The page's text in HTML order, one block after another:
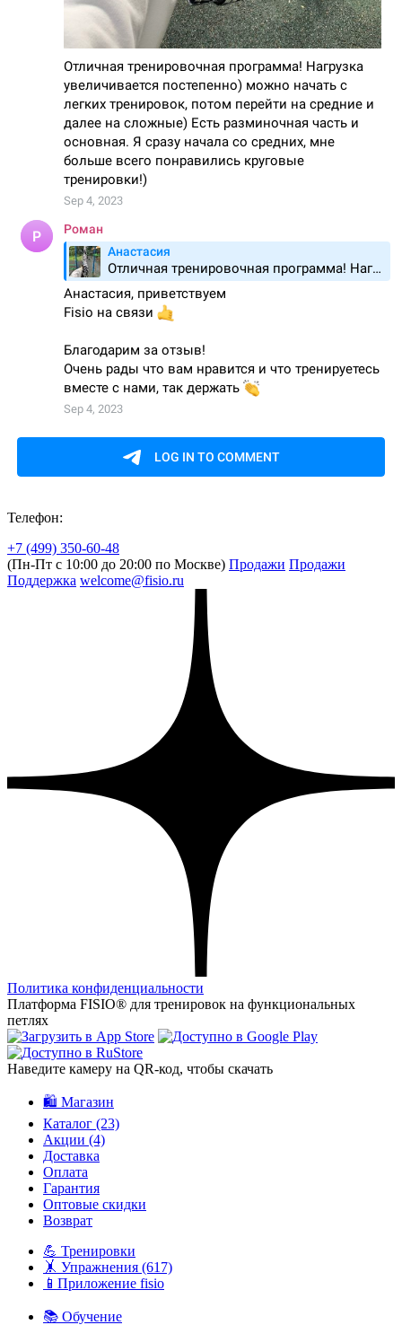
Телефон:
+7 (499) 350-60-48
(Пн-Пт с 10:00 до 20:00 по Москве) Продажи Продажи
Поддержка welcome@fisio.ru
Политика конфиденциальности
Платформа FISIO® для тренировок на функциональных
петлях
Наведите камеру на QR‑код, чтобы скачать
🛍️ Магазин
Каталог (23)
Акции (4)
Доставка
Оплата
Гарантия
Оптовые скидки
Возврат
💪 Тренировки
🤸 Упражнения (617)
📱Приложение fisio
📚 Обучение